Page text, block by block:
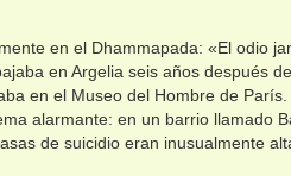
en el Dhammapada: «El odio
en Argelia seis años después
en el Museo del Hombre de
alarmante: en un barrio llamado
de suicidio eran inusualmente